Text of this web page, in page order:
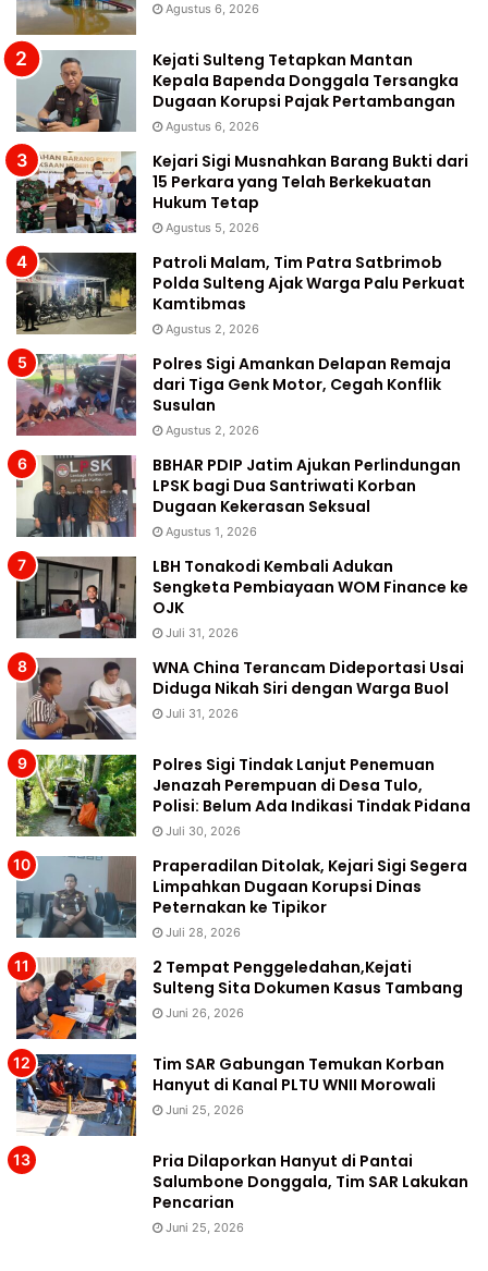
Agustus 6, 2026
Kejati Sulteng Tetapkan Mantan
Kepala Bapenda Donggala Tersangka
Dugaan Korupsi Pajak Pertambangan
Agustus 6, 2026
Kejari Sigi Musnahkan Barang Bukti dari
15 Perkara yang Telah Berkekuatan
Hukum Tetap
Agustus 5, 2026
Patroli Malam, Tim Patra Satbrimob
Polda Sulteng Ajak Warga Palu Perkuat
Kamtibmas
Agustus 2, 2026
Polres Sigi Amankan Delapan Remaja
dari Tiga Genk Motor, Cegah Konflik
Susulan
Agustus 2, 2026
BBHAR PDIP Jatim Ajukan Perlindungan
LPSK bagi Dua Santriwati Korban
Dugaan Kekerasan Seksual
Agustus 1, 2026
LBH Tonakodi Kembali Adukan
Sengketa Pembiayaan WOM Finance ke
OJK
Juli 31, 2026
WNA China Terancam Dideportasi Usai
Diduga Nikah Siri dengan Warga Buol
Juli 31, 2026
Polres Sigi Tindak Lanjut Penemuan
Jenazah Perempuan di Desa Tulo,
Polisi: Belum Ada Indikasi Tindak Pidana
Juli 30, 2026
Praperadilan Ditolak, Kejari Sigi Segera
Limpahkan Dugaan Korupsi Dinas
Peternakan ke Tipikor
Juli 28, 2026
2 Tempat Penggeledahan,Kejati
Sulteng Sita Dokumen Kasus Tambang
Juni 26, 2026
Tim SAR Gabungan Temukan Korban
Hanyut di Kanal PLTU WNII Morowali
Juni 25, 2026
Pria Dilaporkan Hanyut di Pantai
Salumbone Donggala, Tim SAR Lakukan
Pencarian
Juni 25, 2026